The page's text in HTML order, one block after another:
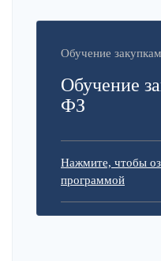
Обучение
Обучение
ФЗ
Нажмите, чтобы
программой